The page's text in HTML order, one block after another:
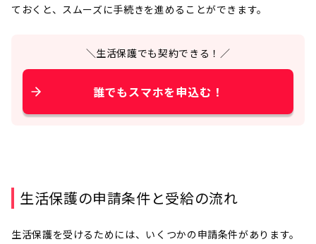
ておくと、スムーズに手続きを進めることができます。
＼生活保護でも契約できる！／
誰でもスマホを申込む！
生活保護の申請条件と受給の流れ
生活保護を受けるためには、いくつかの申請条件があります。